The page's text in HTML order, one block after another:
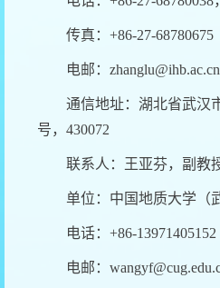
传真： +86-27-68780675
电邮： zhanglu@ihb.ac.cn
通信地址：湖北省武汉
号， 430072
联系人：王亚芬，副教
单位：中国地质大学（
电话： +86-13971405152
电邮：